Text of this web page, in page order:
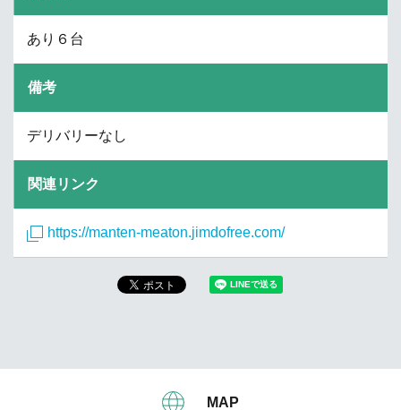
あり６台
備考
デリバリーなし
関連リンク
https://manten-meaton.jimdofree.com/
MAP